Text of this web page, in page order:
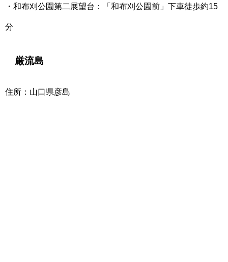
・和布刈公園第二展望台：「和布刈公園前」下車徒歩約15
分
厳流島
住所：山口県彦島